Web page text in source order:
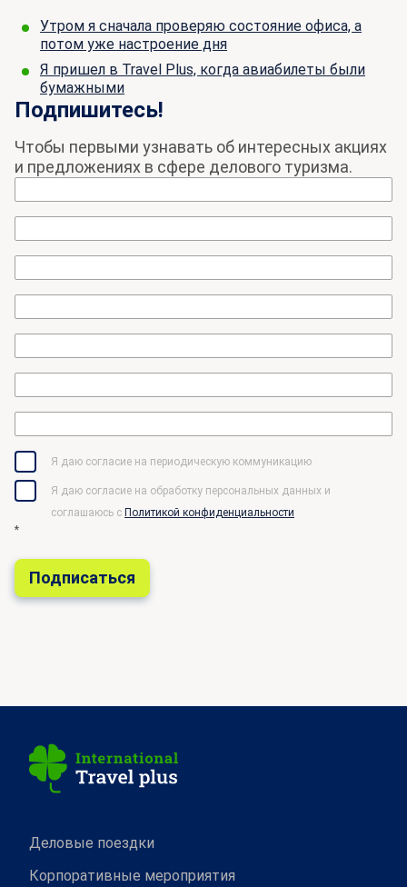
Утром я сначала проверяю состояние офиса, а
потом уже настроение дня
Я пришел в Travel Plus, когда авиабилеты были
бумажными
Подпишитесь!
Чтобы первыми узнавать об интересных акциях
и предложениях в сфере делового туризма.
Я даю согласие на периодическую коммуникацию
Я даю согласие на обработку персональных данных и
соглашаюсь c Политикой конфиденциальности
*
Деловые поездки
Корпоративные мероприятия